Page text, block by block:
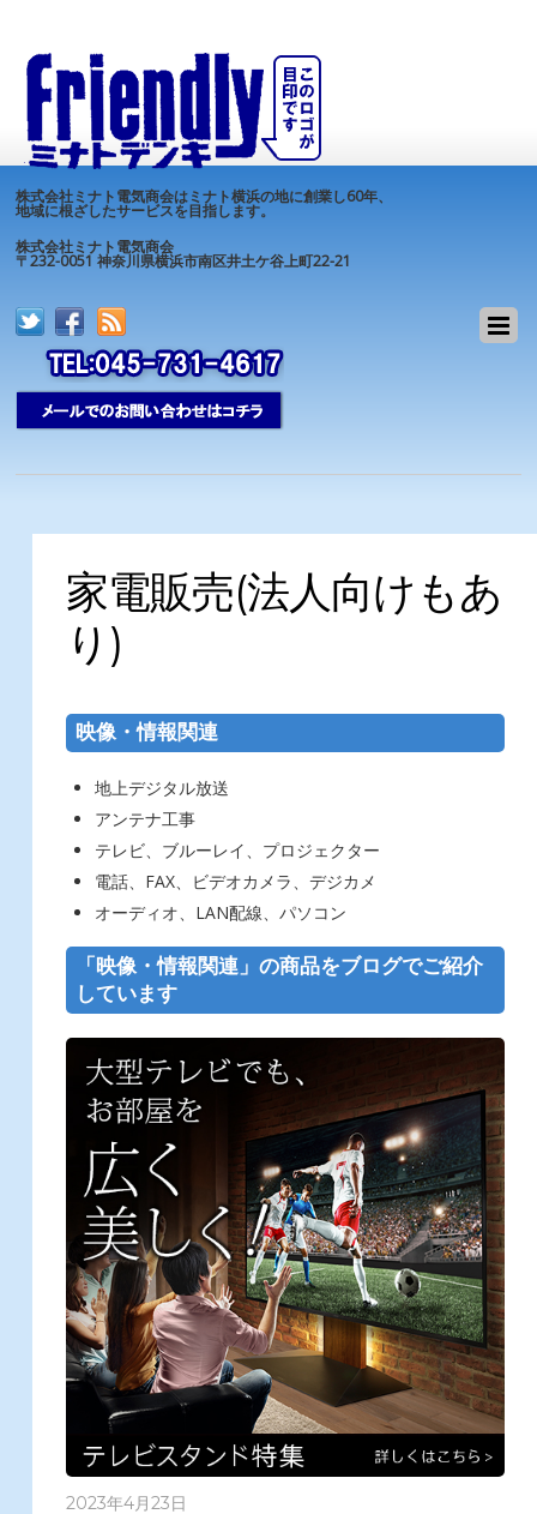
株式会社ミナト電気商会はミナト横浜の地に創業し60年、
地域に根ざしたサービスを目指します。
株式会社ミナト電気商会
〒232-0051 神奈川県横浜市南区井土ケ谷上町22-21
家電販売(法人向けもあ
り)
映像・情報関連
地上デジタル放送
アンテナ工事
テレビ、ブルーレイ、プロジェクター
電話、FAX、ビデオカメラ、デジカメ
オーディオ、LAN配線、パソコン
「映像・情報関連」の商品をブログでご紹介
しています
2023年4月23日